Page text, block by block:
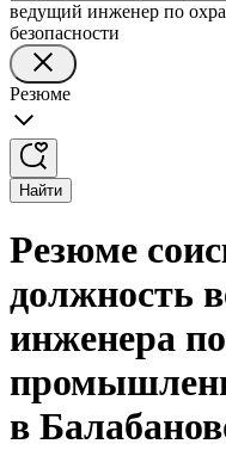
ведущий инженер по
безопасности
Резюме
Найти
Резюме
должность
инженера
в